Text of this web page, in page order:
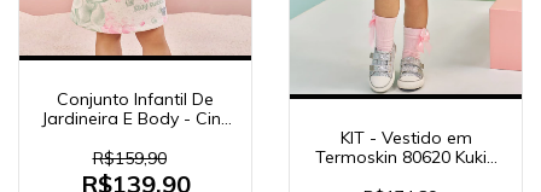
Conjunto Infantil De
Jardineira E Body - Cinti
R$159,90
R$139,90
KIT - Vestido em
Termoskin 80620 Kukiê